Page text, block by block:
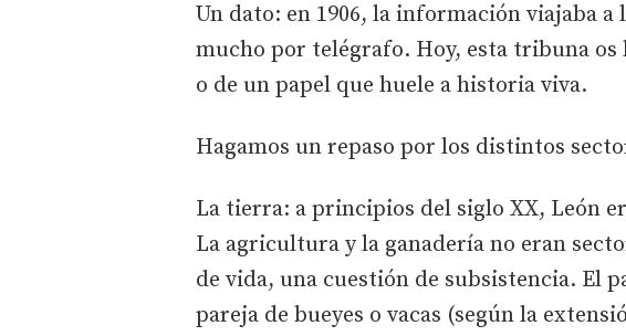
Un dato: en 1906, la información viajaba a
mucho por telégrafo. Hoy, esta tribuna os
o de un papel que huele a historia viva.
Hagamos un repaso por los distintos
La tierra: a principios del siglo XX, León
La agricultura y la ganadería no eran
de vida, una cuestión de subsistencia. El
pareja de bueyes o vacas (según la